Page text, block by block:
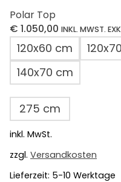
Polar Top
€ 1.050,00 INKL. MWST.
120x60 cm
140x70 cm
275 cm
inkl. MwSt.
zzgl. Versandkosten
Lieferzeit: 5-10 Werktage